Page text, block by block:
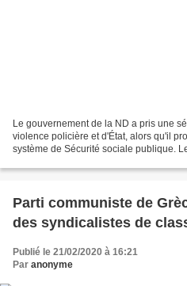
Le gouvernement de la ND a pris une
violence policière et d'État, alors qu'il
système de Sécurité sociale publique.
Parti communiste de
des syndicalistes de
Publié le 21/02/2020 à 16:21
Par anonyme